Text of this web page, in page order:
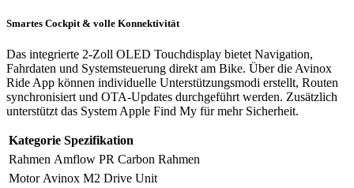
Smartes Cockpit & volle Konnektivität
Das integrierte 2-Zoll OLED Touchdisplay bietet Navigation,
Fahrdaten und Systemsteuerung direkt am Bike. Über die Avinox
Ride App können individuelle Unterstützungsmodi erstellt, Routen
synchronisiert und OTA-Updates durchgeführt werden. Zusätzlich
unterstützt das System Apple Find My für mehr Sicherheit.
Kategorie Spezifikation
Rahmen Amflow PR Carbon Rahmen
Motor Avinox M2 Drive Unit